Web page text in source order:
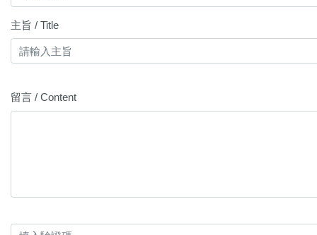
主旨 / Title
留言 / Content